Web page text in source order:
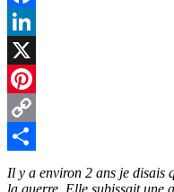
Facebook
LinkedIn
X
Pinterest
Copy
Link
Partager
Il y a environ 2 ans je disais
la guerre. Elle subissait